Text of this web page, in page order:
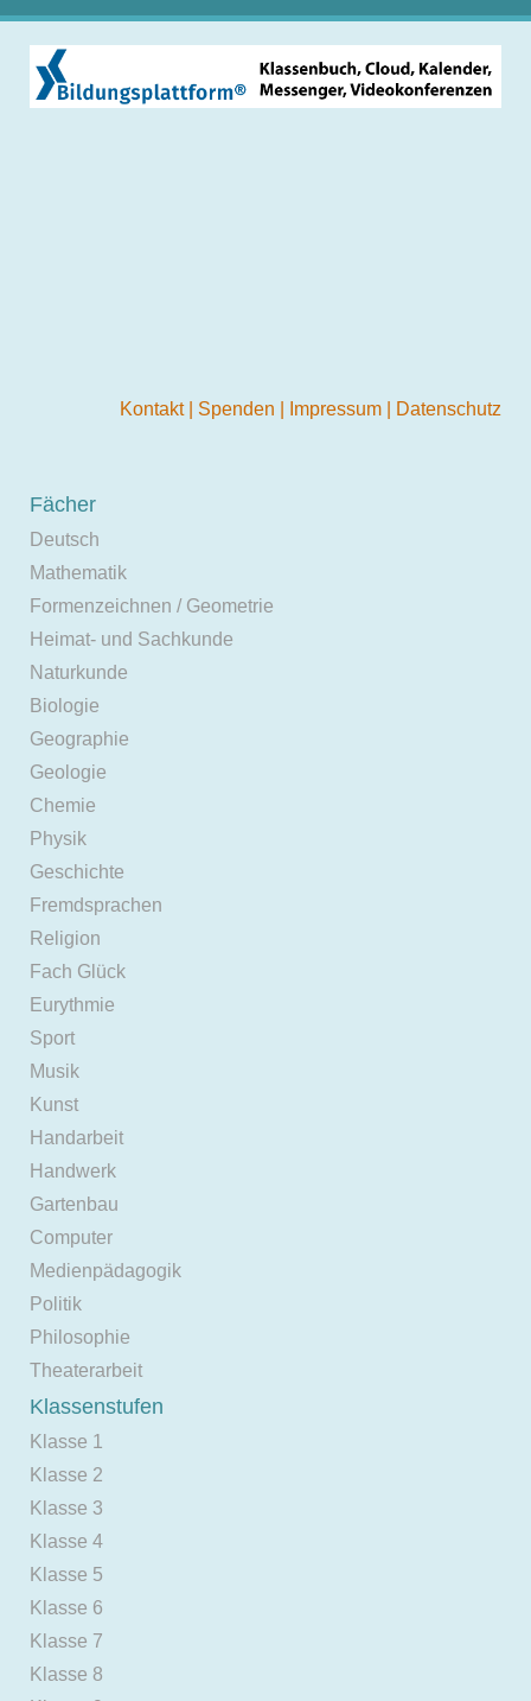
Kontakt Spenden Impressum Datenschutz
Fächer
Deutsch
Mathematik
Formenzeichnen / Geometrie
Heimat- und Sachkunde
Naturkunde
Biologie
Geographie
Geologie
Chemie
Physik
Geschichte
Fremdsprachen
Religion
Fach Glück
Eurythmie
Sport
Musik
Kunst
Handarbeit
Handwerk
Gartenbau
Computer
Medienpädagogik
Politik
Philosophie
Theaterarbeit
Klassenstufen
Klasse 1
Klasse 2
Klasse 3
Klasse 4
Klasse 5
Klasse 6
Klasse 7
Klasse 8